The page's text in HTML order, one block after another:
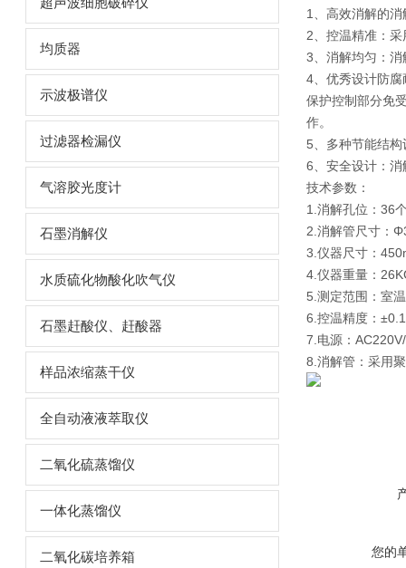
均质器
示波极谱仪
过滤器检漏仪
气溶胶光度计
石墨消解仪
水质硫化物酸化吹气仪
石墨赶酸仪、赶酸器
样品浓缩蒸干仪
全自动液液萃取仪
二氧化硫蒸馏仪
一体化蒸馏仪
二氧化碳培养箱
1、高效消解的
2、控温精准：
3、消解均匀：
4、优秀设计防
保护控制部分免
作。
5、多种节能结
6、安全设计：
技术参数：
1.消解孔位：36
2.消解管尺寸：
3.仪器尺寸：
4.仪器重量：
5.测定范围：室
6.控温精度：
7.电源：
8.消解管：采用
您的